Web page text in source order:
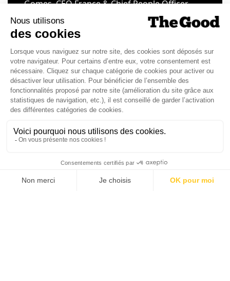
Gomes, CEO France & Chief People Officer
EMEA chez The Adecco Group
J'ACHÈTE LE NUMÉRO
JE M'ABONNE 1 AN - 4 NUM.
JE DÉCOUVRE LES NUMÉROS PRÉCÉDENTS
Je suis déjà abonné(e) :je consulte la revue en
version digitale